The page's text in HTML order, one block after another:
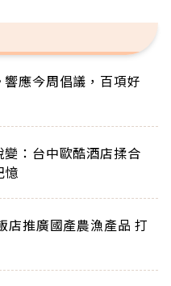
應今周倡議，百項好
：台中歐酷酒店揉合
憶
店推廣國產農漁產品 打